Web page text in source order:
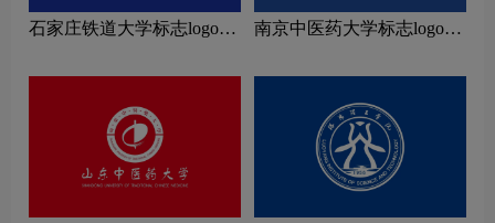
石家庄铁道大学标志logo图
南京中医药大学标志logo图